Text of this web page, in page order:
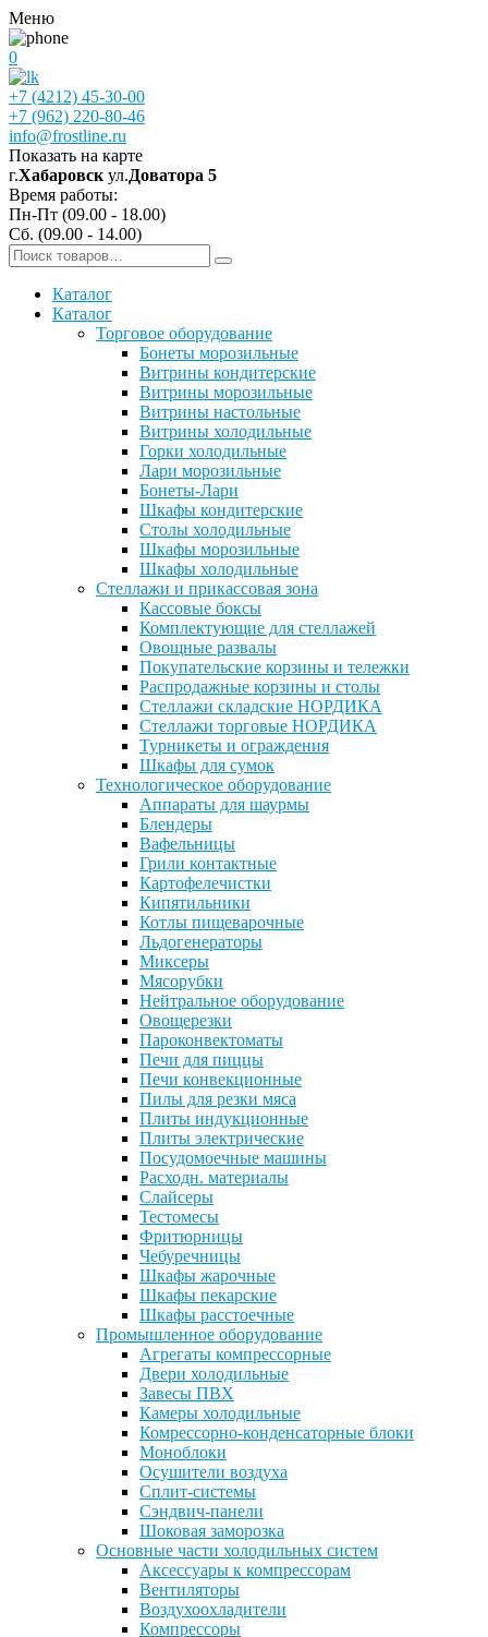
Меню
0
+7 (4212) 45-30-00
+7 (962) 220-80-46
info@frostline.ru
Показать на карте
г.Хабаровск ул.Доватора 5
Время работы:
Пн-Пт (09.00 - 18.00)
Сб. (09.00 - 14.00)
Каталог
Каталог
Торговое оборудование
Бонеты морозильные
Витрины кондитерские
Витрины морозильные
Витрины настольные
Витрины холодильные
Горки холодильные
Лари морозильные
Бонеты-Лари
Шкафы кондитерские
Столы холодильные
Шкафы морозильные
Шкафы холодильные
Стеллажи и прикассовая зона
Кассовые боксы
Комплектующие для стеллажей
Овощные развалы
Покупательские корзины и тележки
Распродажные корзины и столы
Стеллажи складские НОРДИКА
Стеллажи торговые НОРДИКА
Турникеты и ограждения
Шкафы для сумок
Технологическое оборудование
Аппараты для шаурмы
Блендеры
Вафельницы
Грили контактные
Картофелечистки
Кипятильники
Котлы пищеварочные
Льдогенераторы
Миксеры
Мясорубки
Нейтральное оборудование
Овощерезки
Пароконвектоматы
Печи для пиццы
Печи конвекционные
Пилы для резки мяса
Плиты индукционные
Плиты электрические
Посудомоечные машины
Расходн. материалы
Слайсеры
Тестомесы
Фритюрницы
Чебуречницы
Шкафы жарочные
Шкафы пекарские
Шкафы расстоечные
Промышленное оборудование
Агрегаты компрессорные
Двери холодильные
Завесы ПВХ
Камеры холодильные
Комрессорно-конденсаторные блоки
Моноблоки
Осушители воздуха
Сплит-системы
Сэндвич-панели
Шоковая заморозка
Основные части холодильных систем
Аксессуары к компрессорам
Вентиляторы
Воздухоохладители
Компрессоры